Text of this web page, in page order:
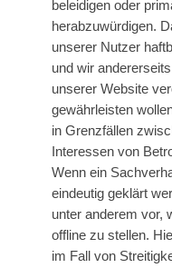
beleidigen oder
herabzuwürdigen.
unserer Nutzer
und wir
unserer Website
gewährleisten
in Grenzfällen
Interessen von
Wenn ein
eindeutig geklärt
unter anderem vor,
offline zu stellen.
im Fall von